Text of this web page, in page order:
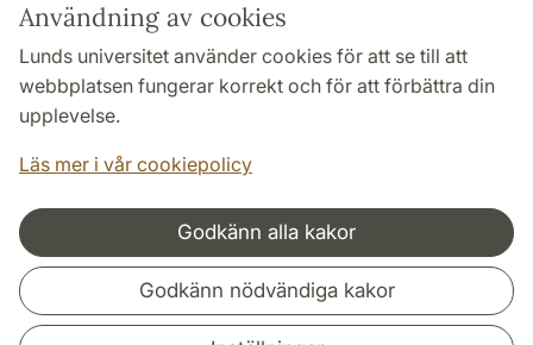
Användning av cookies
Lunds universitet använder cookies för att se till att
webbplatsen fungerar korrekt och för att förbättra din
upplevelse.
Läs mer i vår cookiepolicy
Godkänn alla kakor
Godkänn nödvändiga kakor
TYPO3-login
Följ oss i sociala medier
Samarbeten och nätverk